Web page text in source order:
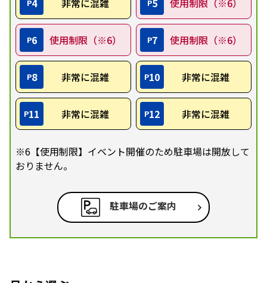
P P
P6 使用制限（※6） P7 使用制限（※6）
P8 非常に混雑 P10 非常に混雑
P11 非常に混雑 P12 非常に混雑
※6【使用制限】イベント開催のため駐車場は開放して
おりません。
駐車場のご案内